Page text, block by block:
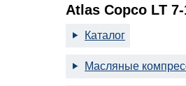
Atlas Copco LT
Каталог
Масляные